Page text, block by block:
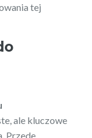
tej
ale kluczowe
Przede